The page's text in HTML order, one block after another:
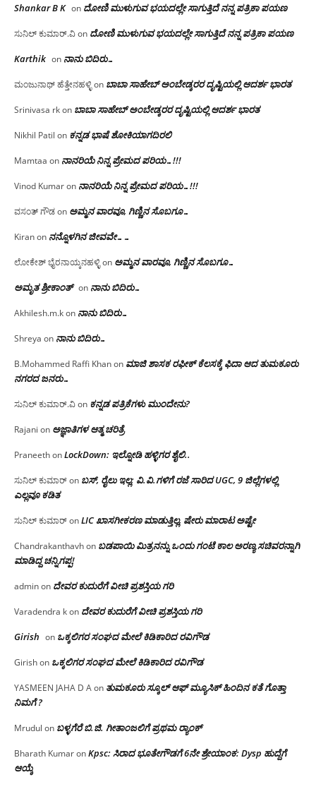
Shankar B K on ದೋಣಿ ಮುಳುಗುವ ಭಯದಲ್ಲೇ ಸಾಗುತ್ತಿದೆ ನನ್ನ ಪತ್ರಿಕಾ ಪಯಣ
ಸುನಿಲ್ ಕುಮಾರ್.ವಿon ದೋಣಿ ಮುಳುಗುವ ಭಯದಲ್ಲೇ ಸಾಗುತ್ತಿದೆ ನನ್ನ ಪತ್ರಿಕಾ ಪಯಣ
Karthik on ನಾನು ಬಿದಿರು…
ಮಂಜುನಾಥ್ ಹೆತ್ತೇನಹಳ್ಳಿon ಬಾಬಾ ಸಾಹೇಬ್ ಅಂಬೇಡ್ಕರರ ದೃಷ್ಟಿಯಲ್ಲಿ ಆದರ್ಶ ಭಾರತ
Srinivasa rkon ಬಾಬಾ ಸಾಹೇಬ್ ಅಂಬೇಡ್ಕರರ ದೃಷ್ಟಿಯಲ್ಲಿ ಆದರ್ಶ ಭಾರತ
Nikhil Patil on ಕನ್ನಡ ಭಾಷೆ ಶೋಕಿಯಾಗದಿರಲಿ
Mamtaa on ನಾನರಿಯೆ ನಿನ್ನ ಪ್ರೇಮದ ಪರಿಯ…!!!
Vinod Kumaron ನಾನರಿಯೆ ನಿನ್ನ ಪ್ರೇಮದ ಪರಿಯ…!!!
ವಸಂತ್ ಗೌಡon ಅಮ್ಮನ ವಾರವೂ, ಗಿಣ್ಣಿನ ಸೊಬಗೂ…
Kiranon ನನ್ನೊಳಗಿನ ಜೀವವೇ……
ಲೋಕೇಶ್ ಭೈರನಾಯ್ಕನಹಳ್ಳಿon ಅಮ್ಮನ ವಾರವೂ, ಗಿಣ್ಣಿನ ಸೊಬಗೂ…
ಅಮೃತ ಶ್ರೀಕಾಂತ್ on ನಾನು ಬಿದಿರು…
Akhilesh.m.kon ನಾನು ಬಿದಿರು…
Shreya on ನಾನು ಬಿದಿರು…
B.Mohammed Raffi Khanon ಮಾಜಿ ಶಾಸಕ ರಫೀಕ್ ಕೆಲಸಕ್ಕೆ ಫಿದಾ ಆದ ತುಮಕೂರು
ನಗರದ ಜನರು…
ಸುನಿಲ್ ಕುಮಾರ್.ವಿon ಕನ್ನಡ ಪತ್ರಿಕೆಗಳು ಮುಂದೇನು?
Rajani on ಅಜ್ಞಾತಿಗಳ ಆತ್ಮ ಚರಿತ್ರೆ
PraneethonLockDown: ಇಲ್ನೋಡಿ ಹಳ್ಳಿಗರ ಶೈಲಿ..
ಸುನಿಲ್ ಕುಮಾರ್on ಬಸ್, ರೈಲು ಇಲ್ಲ; ವಿ.ವಿ.ಗಳಿಗೆ ರಜೆ ಸಾರಿದ UGC, 9 ಜಿಲ್ಲೆಗಳಲ್ಲಿ
ಎಲ್ಲವೂ ಕಡಿತ
ಸುನಿಲ್ ಕುಮಾರ್onLIC ಖಾಸಗೀಕರಣ ಮಾಡುತ್ತಿಲ್ಲ, ಷೇರು ಮಾರಾಟ ಅಷ್ಟೇ
Chandrakanthavhon ಬಡಪಾಯಿ ಮಿತ್ರನನ್ನು ಒಂದು ಗಂಟೆ ಕಾಲ ಅರಣ್ಯ ಸಚಿವರನ್ನಾಗಿ
ಮಾಡಿದ್ದ ಚನ್ನಿಗಪ್ಪ!
adminon ದೇವರ ಕುದುರೆಗೆ ವೀಚಿ ಪ್ರಶಸ್ತಿಯ ಗರಿ
Varadendra kon ದೇವರ ಕುದುರೆಗೆ ವೀಚಿ ಪ್ರಶಸ್ತಿಯ ಗರಿ
Girish on ಒಕ್ಕಲಿಗರ ಸಂಘದ ಮೇಲೆ ಕಿಡಿಕಾರಿದ ರವಿಗೌಡ
Girishon ಒಕ್ಕಲಿಗರ ಸಂಘದ ಮೇಲೆ ಕಿಡಿಕಾರಿದ ರವಿಗೌಡ
YASMEEN JAHA D Aon ತುಮಕೂರು ಸ್ಕೂಲ್ ಆಫ್ ಮ್ಯೂಸಿಕ್ ಹಿಂದಿನ ಕತೆ ಗೊತ್ತಾ
ನಿಮಗೆ ?
Mrudul on ಬಳ್ಳಗೆರೆ ಬಿ.ಜಿ. ಗೀತಾಂಜಲಿಗೆ ಪ್ರಥಮ ರ‌್ಯಾಂಕ್
Bharath KumaronKpsc: ಸಿರಾದ ಭೂತೇಗೌಡಗೆ 6ನೇ ಶ್ರೇಯಾಂಕ: Dysp ಹುದ್ದೆಗೆ
ಆಯ್ಕೆ